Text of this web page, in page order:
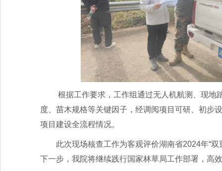
根据工作要求，工作组通过无人机航测、现地
度、苗木规格等关键因子，经调阅项目可研、初步
项目建设全流程情况。
此次现场核查工作为客观评价湖南省2024年“
下一步，我院将继续践行国家林草局工作部署，高